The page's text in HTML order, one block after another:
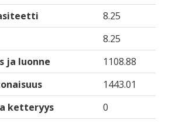
8.25
8.25
ja luonne
1108.88
1443.01
ketteryys
0